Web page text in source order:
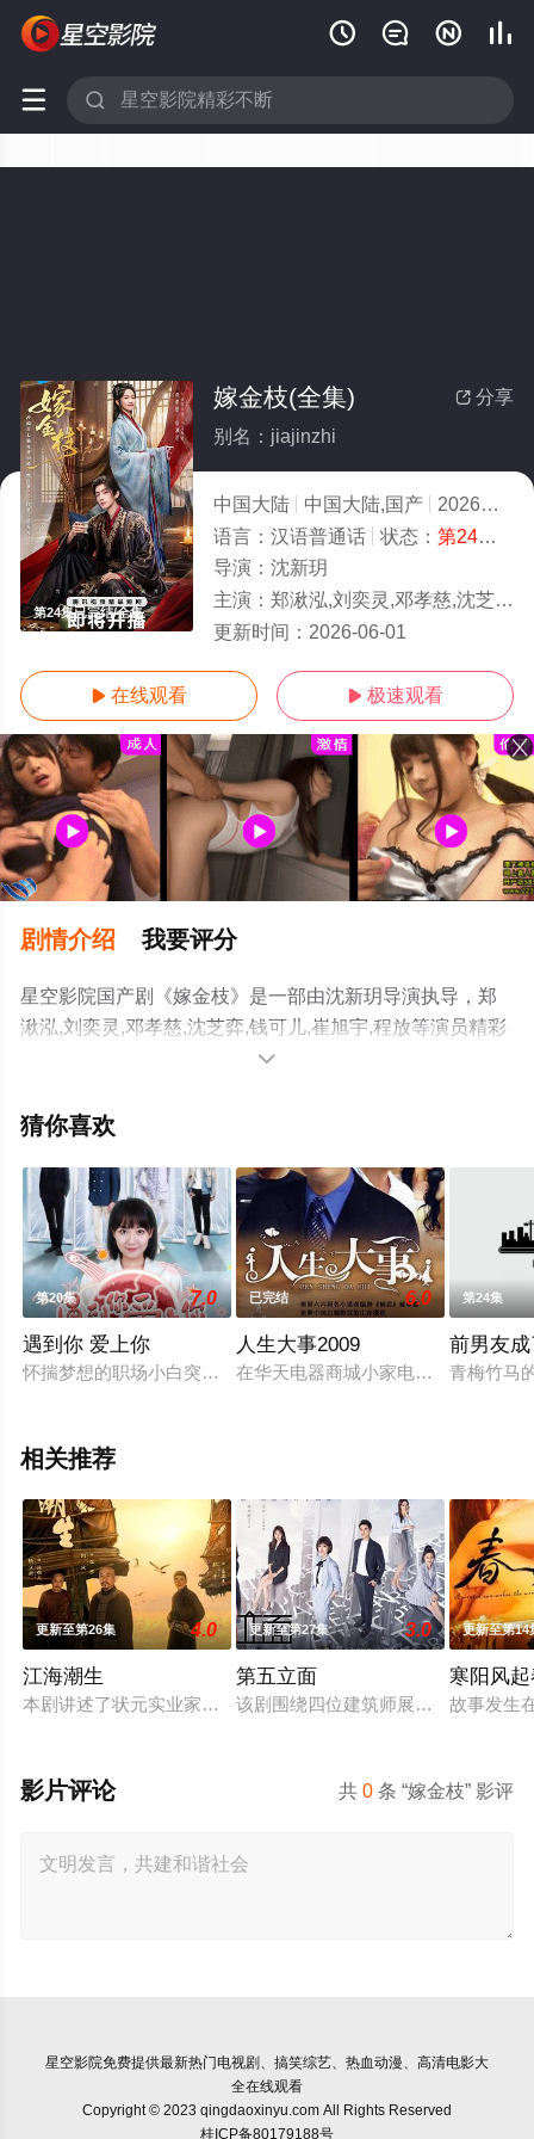
   
 
第24集已完结/全集
 分享
嫁金枝(全集)
别名：jiajinzhi
中国大陆 中国大陆,国产 2026
7.0
语言： 汉语普通话 状态： 第24集已完结
导演： 沈新玥
主演： 郑湫泓,刘奕灵,邓孝慈,沈芝弈,钱可儿,崔旭宇,程放
更新时间： 2026-06-01
 在线观看  极速观看
剧情介绍 我要评分
星空影院国产剧《嫁金枝》是一部由沈新玥导演执导，郑
湫泓,刘奕灵,邓孝慈,沈芝弈,钱可儿,崔旭宇,程放等演员精彩
演绎的中国大陆电视剧，大结局剧情已揭晓（第24集已完
空影视，热播电视剧提前免费观看，更多剧情信息可移步

猜你喜欢
第20集 7.0
遇到你 爱上你
怀揣梦想的职场小白突遭不幸，意外被集团霸总救下，从而展开
已完结 6.0
人生大事2009
在华天电器商城小家电部当主任的廖
第24集
前男友
青梅竹马
相关推荐
更新至第26集 4.0
江海潮生
本剧讲述了状元实业家张謇创办大生企业，实业报国的故事。
更新至第27集 3.0
第五立面
该剧围绕四位建筑师展开，讲述了他
更新至第14
寒阳风
故事发生
共0 条 “嫁金枝” 影评
影片评论
星空影院免费提供最新热门电视剧、搞笑综艺、热血动漫、高清电影大
全在线观看
Copyright © 2023 qingdaoxinyu.com All Rights Reserved
桂ICP备80179188号